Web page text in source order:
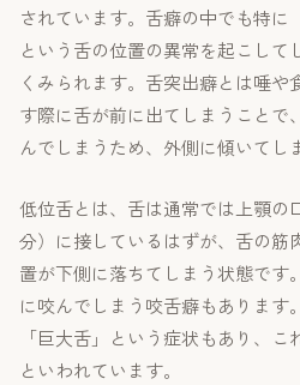
されています。舌癖の中でも特に
という舌の位置の異常を起こして
くみられます。舌突出癖とは唾
す際に舌が前に出てしまうことで
んでしまうため、外側に傾いてし
低位舌とは、舌は通常では上顎の
分）に接しているはずが、舌の筋
置が下側に落ちてしまう状態です
に咬んでしまう咬舌癖もあります
「巨大舌」という症状もあり、
といわれています。